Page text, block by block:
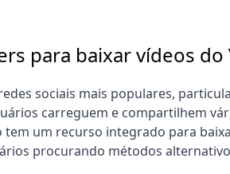
para baixar vídeos do
sociais mais populares,
carreguem e compartilhem
um recurso integrado para
procurando métodos